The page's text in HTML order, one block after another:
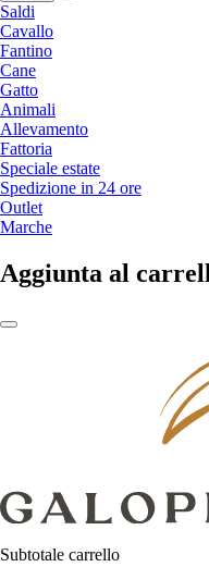
Saldi
Cavallo
Fantino
Cane
Gatto
Animali
Allevamento
Fattoria
Speciale estate
Spedizione in 24 ore
Outlet
Marche
Aggiunta al
Subtotale carrello